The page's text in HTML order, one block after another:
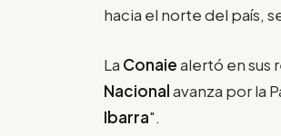
hacia el norte del país,
La Conaiealertó en sus
Nacionalavanza por la
Ibarra".